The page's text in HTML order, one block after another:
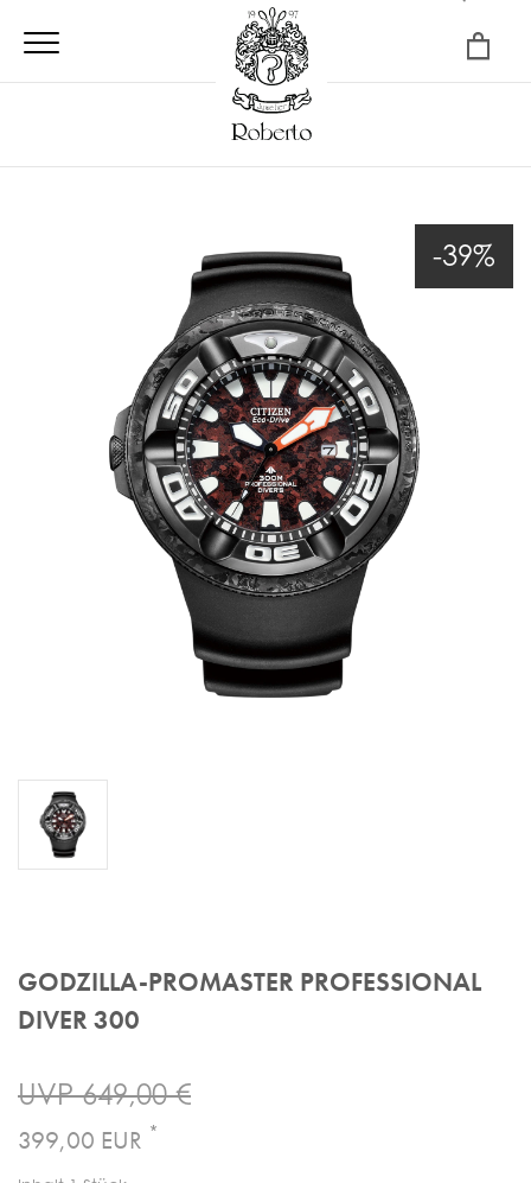
×
-39%
GODZILLA-PROMASTER PROFESSIONAL
DIVER 300
UVP 649,00 €
399,00 EUR *